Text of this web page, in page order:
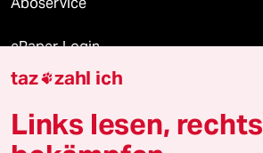
ePaper Login
Downloads für Abonnierende
taz zahl ich
Links lesen, rechts